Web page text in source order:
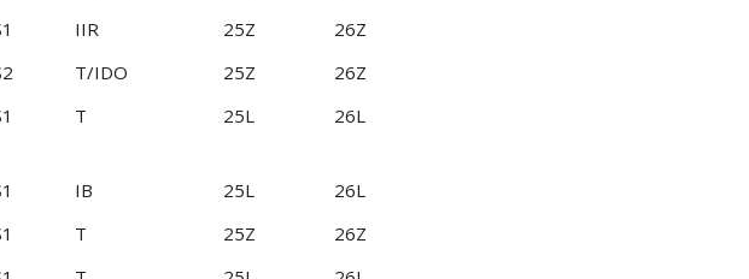
IIR 25Z
26Z
T/IDO 25Z
26Z
T 25L 26L
IB 25L
26L
T 25Z
26Z